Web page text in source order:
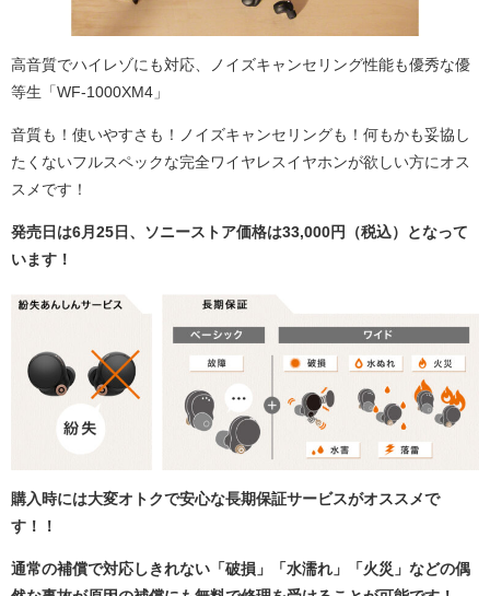
高音質でハイレゾにも対応、ノイズキャンセリング性能も優秀な優
等生「WF-1000XM4」
音質も！使いやすさも！ノイズキャンセリングも！何もかも妥協し
たくないフルスペックな完全ワイヤレスイヤホンが欲しい方にオス
スメです！
発売日は6月25日、ソニーストア価格は33,000円（税込）となって
います！
購入時には大変オトクで安心な長期保証サービスがオススメで
す！！
通常の補償で対応しきれない「破損」「水濡れ」「火災」などの偶